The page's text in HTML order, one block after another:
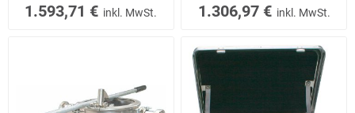
1.593,71 € inkl. MwSt. 1.306,97 € inkl. MwSt.